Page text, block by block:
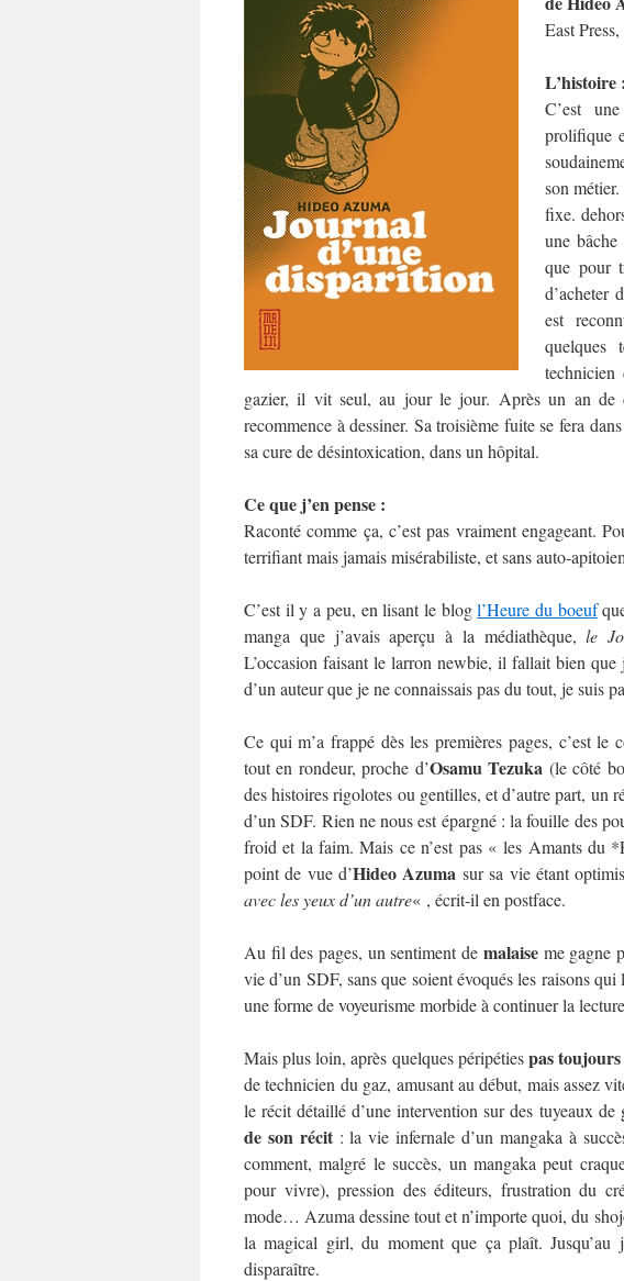
East
L’histoire :
C’est
prolifique
son
fixe.
une
que pour
d’acheter
est
technicien
gazier, il vit seul, au jour le jour. Après un an de
recommence à dessiner. Sa troisième fuite se fera
sa cure de désintoxication, dans un hôpital.
Ce que j’en pense :
Raconté comme ça, c’est pas vraiment engageant.
terrifiant mais jamais misérabiliste, et sans auto-
C’est il y a peu, en lisant le blogl’Heure du boeuf
manga que j’avais aperçu à la médiathèque,le
L’occasion faisant le larron newbie, il fallait bien
d’un auteur que je ne connaissais pas du tout, je suis
Ce qui m’a frappé dès les premières pages, c’est le
tout en rondeur, proche d’Osamu Tezuka (le côté
des histoires rigolotes ou gentilles, et d’autre part, un
d’un SDF. Rien ne nous est épargné : la fouille des
froid et la faim. Mais ce n’est pas « les Amants du
point de vue d’Hideo Azuma sur sa vie étant
avec les yeux d’un autre« , écrit-il en postface.
Au fil des pages, un sentiment de malaiseme gagne
vie d’un SDF, sans que soient évoqués les raisons
une forme de voyeurisme morbide à continuer la
Mais plus loin, après quelques péripétiespas
de technicien du gaz, amusant au début, mais assez
le récit détaillé d’une intervention sur des tuyeaux de
de son récit: la vie infernale d’un mangaka à
comment, malgré le succès, un mangaka peut
pour vivre), pression des éditeurs, frustration du
mode… Azuma dessine tout et n’importe quoi, du
la magical girl, du moment que ça plaît.
disparaître.